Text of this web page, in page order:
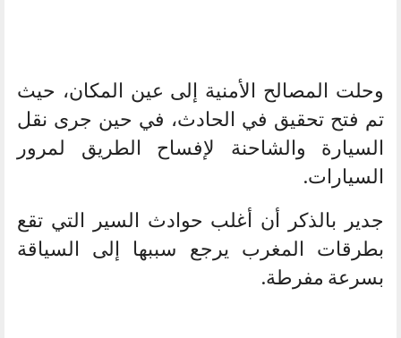
وحلت المصالح الأمنية إلى عين المكان، حيث
تم فتح تحقيق في الحادث، في حين جرى نقل
السيارة والشاحنة لإفساح الطريق لمرور
السيارات.
جدير بالذكر أن أغلب حوادث السير التي تقع
بطرقات المغرب يرجع سببها إلى السياقة
بسرعة مفرطة.